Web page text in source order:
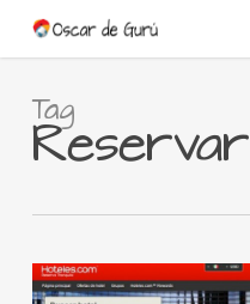
main
Tag
Reservar